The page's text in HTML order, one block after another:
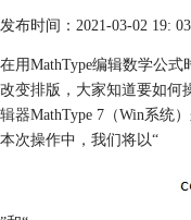
发布时间：2021-03-02 19:
在用MathType编辑数学公
改变排版，大家知道要如何
辑器MathType 7（Win系统
本次操作中，我们将以“